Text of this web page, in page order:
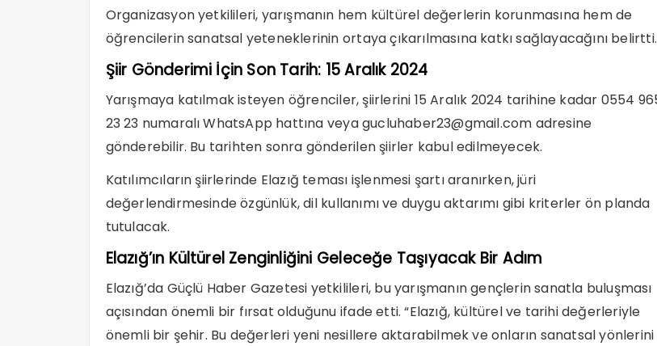
Organizasyon yetkilileri, yarışmanın hem kültürel değerlerin korunmasına hem de
öğrencilerin sanatsal yeteneklerinin ortaya çıkarılmasına katkı sağlayacağını belirtti.
Şiir Gönderimi İçin Son Tarih: 15 Aralık 2024
Yarışmaya katılmak isteyen öğrenciler, şiirlerini 15 Aralık 2024 tarihine kadar 0554
23 23 numaralı WhatsApp hattına veyagucluhaber23@gmail.com adresine
gönderebilir. Bu tarihten sonra gönderilen şiirler kabul edilmeyecek.
Katılımcıların şiirlerinde Elazığ teması işlenmesi şartı aranırken, jüri
değerlendirmesinde özgünlük, dil kullanımı ve duygu aktarımı gibi kriterler ön planda
tutulacak.
Elazığ’ın Kültürel Zenginliğini Geleceğe Taşıyacak Bir Adım
Elazığ’da Güçlü Haber Gazetesi yetkilileri, bu yarışmanın gençlerin sanatla buluşması
açısından önemli bir fırsat olduğunu ifade etti. “Elazığ, kültürel ve tarihi değerleriyle
önemli bir şehir. Bu değerleri yeni nesillere aktarabilmek ve onların sanatsal yönlerini